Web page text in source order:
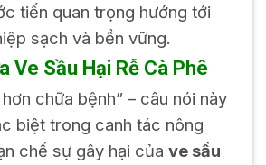
tiến quan trọng hướng tới
sạch và bền vững.
Ve Sầu Hại Rễ Cà Phê
chữa bệnh” – câu nói này
biệt trong canh tác nông
chế sự gây hại của ve sầu